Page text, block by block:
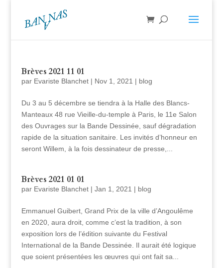
Brèves 2021 11 01
par Evariste Blanchet| Nov 1, 2021 | blog
Du 3 au 5 décembre se tiendra à la Halle des Blancs-
Manteaux 48 rue Vieille-du-temple à Paris, le 11e Salon
des Ouvrages sur la Bande Dessinée, sauf dégradation
rapide de la situation sanitaire. Les invités d’honneur en
seront Willem, à la fois dessinateur de presse,...
Brèves 2021 01 01
par Evariste Blanchet| Jan 1, 2021 | blog
Emmanuel Guibert, Grand Prix de la ville d’Angoulême
en 2020, aura droit, comme c’est la tradition, à son
exposition lors de l’édition suivante du Festival
International de la Bande Dessinée. Il aurait été logique
que soient présentées les œuvres qui ont fait sa...